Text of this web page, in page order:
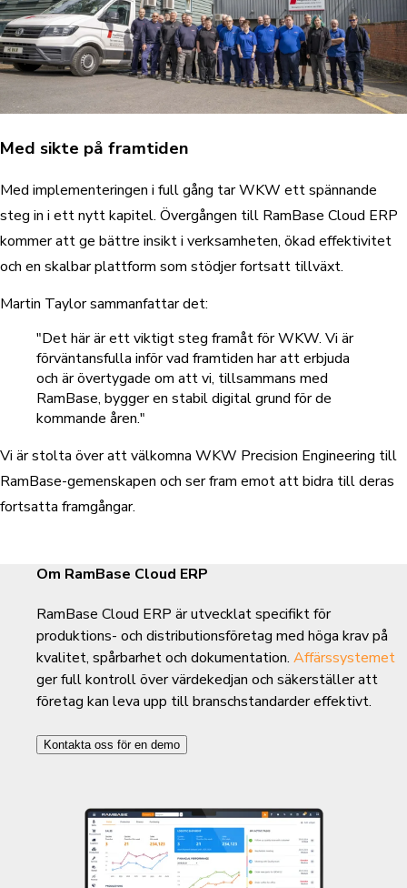
Med sikte på framtiden
Med implementeringen i full gång tar WKW ett spännande
steg in i ett nytt kapitel. Övergången till RamBase Cloud ERP
kommer att ge bättre insikt i verksamheten, ökad effektivitet
och en skalbar plattform som stödjer fortsatt tillväxt.
Martin Taylor sammanfattar det:
"Det här är ett viktigt steg framåt för WKW. Vi är
förväntansfulla inför vad framtiden har att erbjuda
och är övertygade om att vi, tillsammans med
RamBase, bygger en stabil digital grund för de
kommande åren."
Vi är stolta över att välkomna WKW Precision Engineering till
RamBase-gemenskapen och ser fram emot att bidra till deras
fortsatta framgångar.
Om RamBase Cloud ERP
RamBase Cloud ERP är utvecklat specifikt för
produktions- och distributionsföretag med höga krav på
kvalitet, spårbarhet och dokumentation. Affärssystemet
ger full kontroll över värdekedjan och säkerställer att
företag kan leva upp till branschstandarder effektivt.
Kontakta oss för en demo